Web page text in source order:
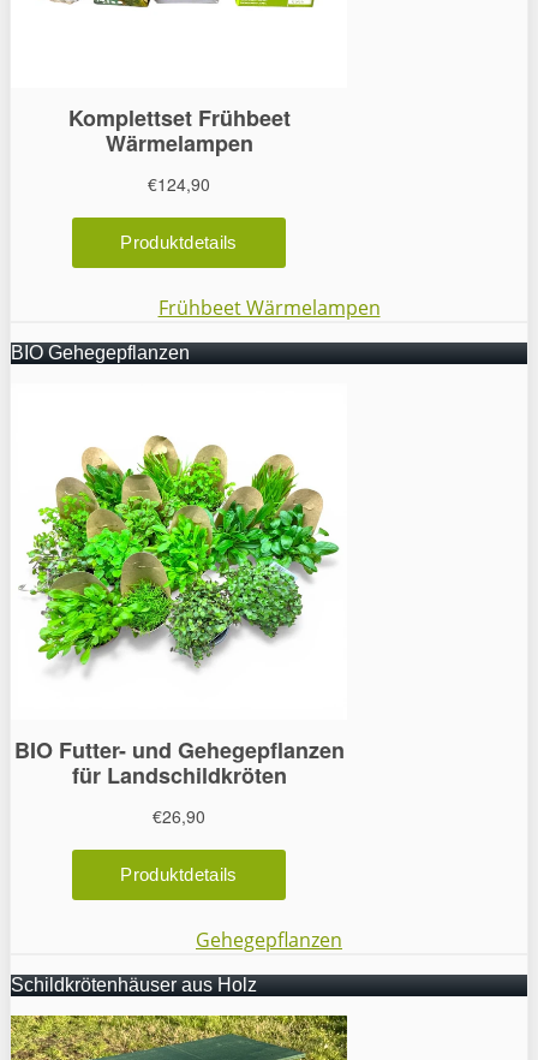
Frühbeet Wärmelampen
BIO Gehegepflanzen
Gehegepflanzen
Schildkrötenhäuser aus Holz